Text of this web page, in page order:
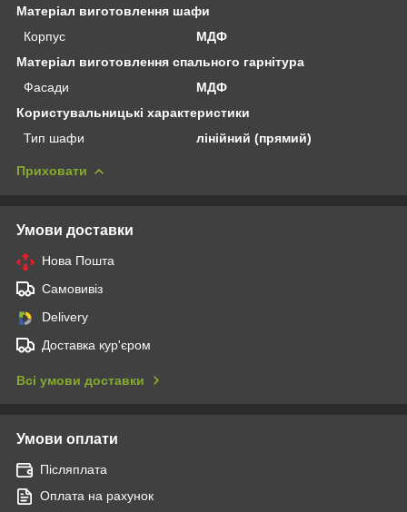
Матеріал виготовлення шафи
Корпус
МДФ
Матеріал виготовлення спального гарнітура
Фасади
МДФ
Користувальницькі характеристики
Тип шафи
лінійний (прямий)
Приховати
Умови доставки
Нова Пошта
Самовивіз
Delivery
Доставка кур'єром
Всі умови доставки
Умови оплати
Післяплата
Оплата на рахунок